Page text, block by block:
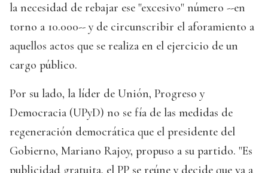
la necesidad de rebajar ese "excesivo" número --en
torno a 10.000-- y de circunscribir el aforamiento a
aquellos actos que se realiza en el ejercicio de un
cargo público.
Por su lado, la líder de Unión, Progreso y
Democracia (UPyD) no se fía de las medidas de
regeneración democrática que el presidente del
Gobierno, Mariano Rajoy, propuso a su partido. "Es